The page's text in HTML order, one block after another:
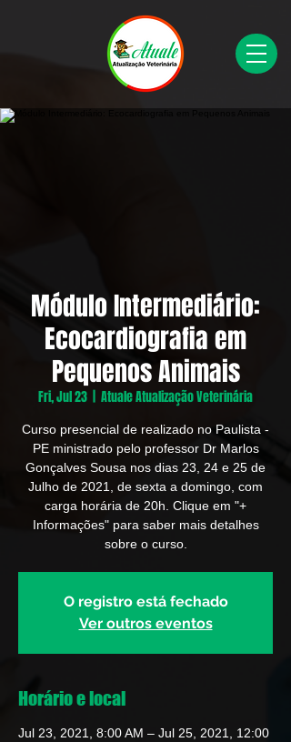
Módulo Intermediário:
Ecocardiografia em
Pequenos Animais
Fri, Jul 23 Atuale Atualização Veterinária
Curso presencial de realizado no Paulista -
PE ministrado pelo professor Dr Marlos
Gonçalves Sousa nos dias 23, 24 e 25 de
Julho de 2021, de sexta a domingo, com
carga horária de 20h. Clique em "+
Informações" para saber mais detalhes
sobre o curso.
O registro está fechado
Ver outros eventos
Horário e local
Jul 23, 2021, 8:00 AM – Jul 25, 2021, 12:00